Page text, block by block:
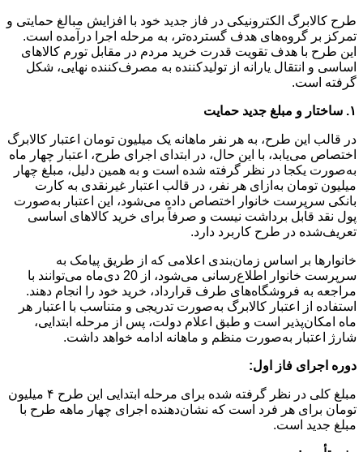
طرح کالابرگ الکترونیکی در فاز جدید خود با افزایش مبالغ حمایتی و
تمرکز بر گروه‌های هدف گسترده‌تر، به مرحله اجرا درآمده است.
این طرح با هدف تقویت قدرت خرید مردم در مقابل تورم کالاهای
اساسی و انتقال یارانه از تولیدکننده به مصرف‌کننده نهایی، شکل
گرفته است.
۱. ساختار و مبلغ جدید حمایت
در قالب این طرح، به هر نفر ماهانه یک میلیون تومان اعتبار کالابرگ
اختصاص می‌یابد، با این حال، در ابتدای اجرای طرح، اعتبار چهار ماه
به‌صورت یکجا در نظر گرفته شده است و به همین دلیل، مبلغ چهار
میلیون تومان به‌ازای هر نفر، در قالب اعتبار غیرنقدی به کارت
بانکی سرپرست خانوار اختصاص داده می‌شود، این اعتبار به‌صورت
پول نقد قابل برداشت نیست و صرفاً برای خرید کالاهای اساسی
تعریف‌شده در طرح کاربرد دارد.
خانوارها بر اساس زمان‌بندی اعلامی که از طریق پیامک به
سرپرست خانوار اطلاع‌رسانی می‌شود، از 20 دی‌ماه می‌توانند با
مراجعه به فروشگاه‌های طرف قرارداد، خرید خود را انجام دهند.
استفاده از اعتبار کالابرگ به‌صورت تدریجی و متناسب با اعتبار هر
ماه امکان‌پذیر است و طبق اعلام دولت، پس از مرحله ابتدایی،
شارژ اعتبار به‌صورت منظم و ماهانه ادامه خواهد داشت.
دوره اجرای فاز اول:
مبلغ کلی در نظر گرفته شده برای مرحله ابتدایی این طرح ۴ میلیون
تومان برای هر فرد است که نشان‌دهنده اجرای چهار ماهه طرح با
مبلغ جدید است.